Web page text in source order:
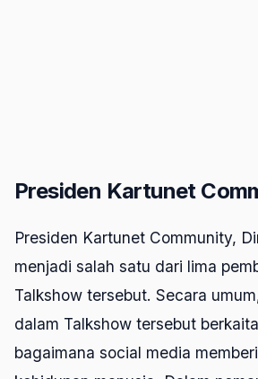
Presiden Kartunet
Presiden Kartunet Community,
menjadi salah satu dari lima
Talkshow tersebut. Secara
dalam Talkshow tersebut
bagaimana social media